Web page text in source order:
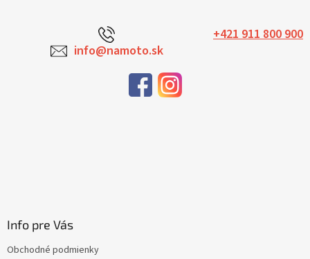
+421 911 800 900
info@namoto.sk
Info pre Vás
Obchodné podmienky